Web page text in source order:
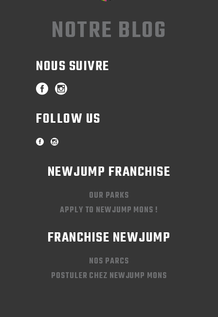
NOTRE BLOG
NOUS SUIVRE
FOLLOW US
NEWJUMP FRANCHISE
OUR PARKS
APPLY TO NEWJUMP MONS !
FRANCHISE NEWJUMP
NOS PARCS
POSTULER CHEZ NEWJUMP MONS